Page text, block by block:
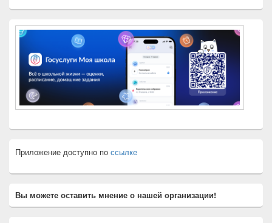
Приложение доступно по ссылке
Вы можете оставить мнение о нашей организации!